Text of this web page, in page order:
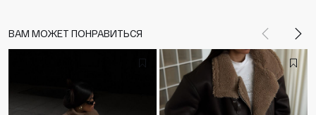
ВАМ МОЖЕТ ПОНРАВИТЬСЯ Назад